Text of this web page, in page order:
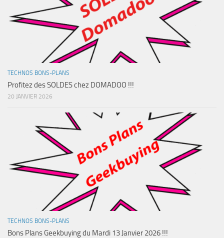
TECHNOS BONS-PLANS
Profitez des SOLDES chez DOMADOO !!!
20 JANVIER 2026
TECHNOS BONS-PLANS
Bons Plans Geekbuying du Mardi 13 Janvier 2026 !!!